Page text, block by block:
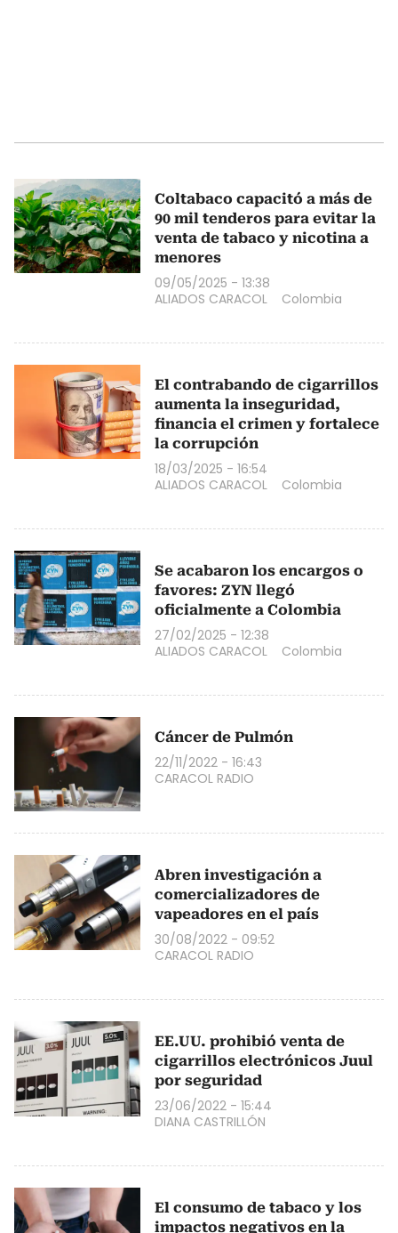
Coltabaco capacitó a más de
90 mil tenderos para evitar la
venta de tabaco y nicotina a
menores
09/05/2025 - 13:38
ALIADOS CARACOL
Colombia
El contrabando de cigarrillos
aumenta la inseguridad,
financia el crimen y fortalece
la corrupción
18/03/2025 - 16:54
ALIADOS CARACOL
Colombia
Se acabaron los encargos o
favores: ZYN llegó
oficialmente a Colombia
27/02/2025 - 12:38
ALIADOS CARACOL
Colombia
Cáncer de Pulmón
22/11/2022 - 16:43
CARACOL RADIO
Abren investigación a
comercializadores de
vapeadores en el país
30/08/2022 - 09:52
CARACOL RADIO
EE.UU. prohibió venta de
cigarrillos electrónicos Juul
por seguridad
23/06/2022 - 15:44
DIANA CASTRILLÓN
El consumo de tabaco y los
impactos negativos en la